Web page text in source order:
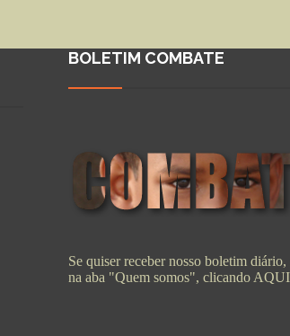
BOLETIM COMBATE
Se quiser receber nosso boletim diário,
na aba "Quem somos", clicando AQUI